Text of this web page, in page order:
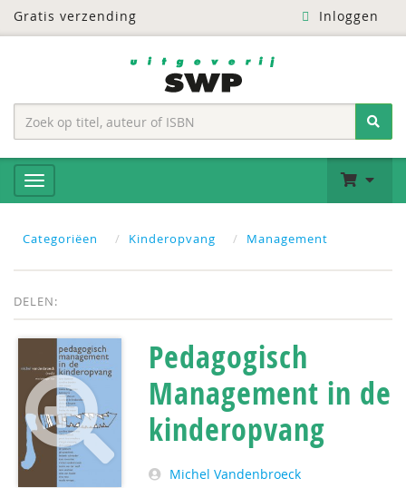
Gratis verzending Inloggen
Categoriëen Kinderopvang Management
DELEN:
Pedagogisch
Management in de
kinderopvang
Michel Vandenbroeck